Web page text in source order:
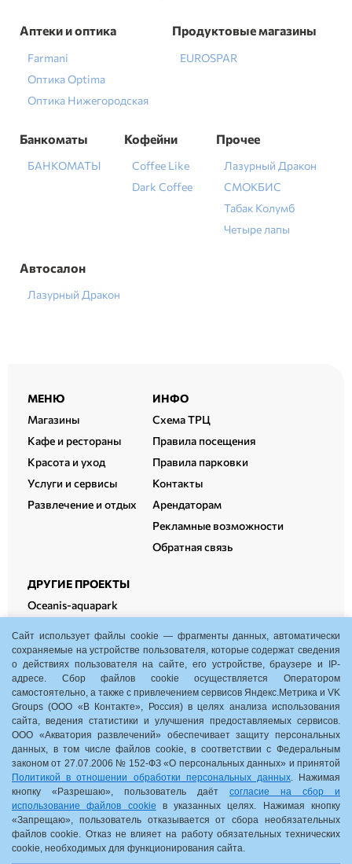
Аптеки и оптика
Farmani
Оптика Optima
Оптика Нижегородская
Продуктовые магазины
EUROSPAR
Банкоматы
БАНКОМАТЫ
Кофейни
Coffee Like
Dark Coffee
Прочее
Лазурный Дракон
СМОКБИС
Табак Колумб
Четыре лапы
Автосалон
Лазурный Дракон
Расширенный
подвал
МЕНЮ
Магазины
Кафе и рестораны
Красота и уход
Услуги и сервисы
Развлечение и отдых
ИНФО
Схема ТРЦ
Правила посещения
Правила парковки
Контакты
Арендаторам
Рекламные возможности
Обратная связь
ДРУГИЕ ПРОЕКТЫ
Oceanis-aquapark
Oceanis-fitness
Oceanis-cowork
Нижний Новгород, пр. Гагарина, 35, корп. 1
10:00-22:00
Схема ТРЦ
Обратная связь
Сайт использует файлы cookie — фрагменты данных, автоматически
сохраняемые на устройстве пользователя, которые содержат сведения
о действиях пользователя на сайте, его устройстве, браузере и IP-
адресе. Сбор файлов cookie осуществляется Оператором
самостоятельно, а также с привлечением сервисов Яндекс.Метрика и VK
Groups (ООО «В Контакте», Россия) в целях анализа использования
сайта, ведения статистики и улучшения предоставляемых сервисов.
ООО «Акватория развлечений» обеспечивает защиту персональных
данных, в том числе файлов cookie, в соответствии с Федеральным
законом от 27.07.2006 № 152-ФЗ «О персональных данных» и принятой
Политикой в отношении обработки персональных данных. Нажимая
кнопку «Разрешаю», пользователь даёт согласие на сбор и
использование файлов cookie в указанных целях. Нажимая кнопку
«Запрещаю», пользователь отказывается от сбора необязательных
файлов cookie. Отказ не влияет на работу обязательных технических
cookie, необходимых для функционирования сайта.